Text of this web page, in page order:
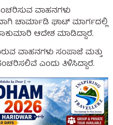
ವಾಹನಗಳು
ಚಾರ್ಮಾಡಿ ಘಾಟ್ ಮಾರ್ಗದಲ್ಲಿ
ಆದೇಶ ಮಾಡಿದ್ದಾರೆ.
ವಾಹನಗಳು ಸಂಪಾಜೆ ಮತ್ತು
ಎಂದು ತಿಳಿಸಿದ್ದಾರೆ.